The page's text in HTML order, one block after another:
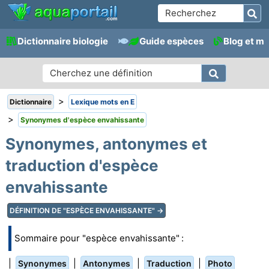
Dictionnaire biologie Guide espèces Blog et
Dictionnaire > Lexique mots en E
> Synonymes d'espèce envahissante
Synonymes, antonymes et
traduction d'espèce
envahissante
DÉFINITION DE "ESPÈCE ENVAHISSANTE" →
Sommaire pour "espèce envahissante" :
Synonymes Antonymes Traduction Photo